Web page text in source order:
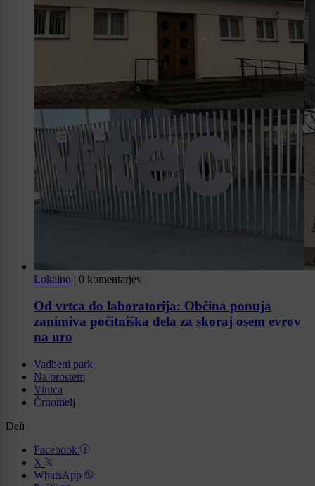
Lokalno | 0 komentarjev
Od vrtca do laboratorija: Občina ponuja
zanimiva počitniška dela za skoraj osem evrov
na uro
Vadbeni park
Na prostem
Vinica
Črnomelj
Deli
Facebook
X
WhatsApp